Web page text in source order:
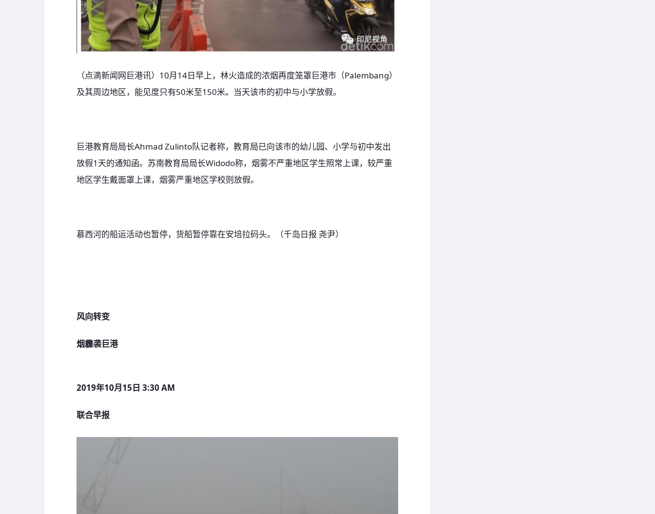
（点滴新闻网巨港讯）10月14日早上，林火造成的浓烟再度笼罩巨港市（Palembang）
及其周边地区，能见度只有50米至150米。当天该市的初中与小学放假。
巨港教育局局长Ahmad Zulinto队记者称，教育局已向该市的幼儿园、小学与初中发出
放假1天的通知函。苏南教育局局长Widodo称，烟雾不严重地区学生照常上课，较严重
地区学生戴面罩上课，烟雾严重地区学校则放假。
慕西河的船运活动也暂停，货船暂停靠在安培拉码头。（千岛日报 尧尹）
风向转变
烟霾袭巨港
2019年10月15日 3:30 AM
联合早报